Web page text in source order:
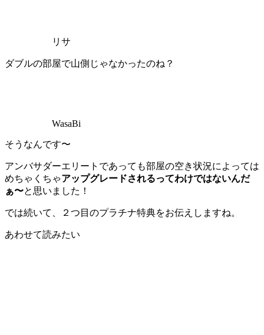
リサ
ダブルの部屋で山側じゃなかったのね？
WasaBi
そうなんです〜
アンバサダーエリートであっても部屋の空き状況によっては
めちゃくちゃアップグレードされるってわけではないんだ
ぁ〜と思いました！
では続いて、２つ目のプラチナ特典をお伝えしますね。
あわせて読みたい